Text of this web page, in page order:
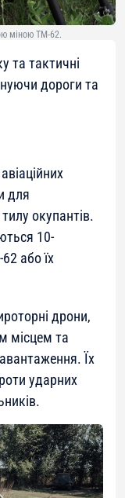
міною ТМ-62.
та тактичні
дороги та
для
окупантів.
10-
або їх
дрони,
місцем та
Їх
ударних